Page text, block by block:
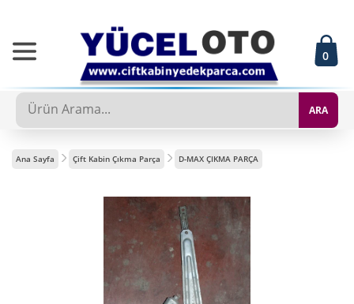
0
ARA
Ana Sayfa Çift Kabin Çıkma Parça D-MAX ÇIKMA PARÇA